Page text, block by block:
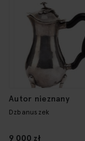
Autor nieznany
Dzbanuszek
9 000 zł